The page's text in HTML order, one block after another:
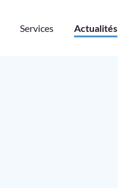
Services Actualités